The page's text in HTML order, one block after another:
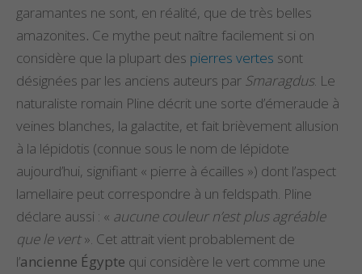
garamantes ne sont, en réalité, que de très belles
amazonites. Ce mythe peut naître facilement si on
considère que la plupart des pierres vertes sont
désignées par les anciens auteurs par Smaragdus. Le
naturaliste romain Pline décrit une sorte d’émeraude à
veines blanches, la galactite, et fait brièvement allusion
à la lépidotis (connue sous le nom de lépidote
aujourd’hui, signifiant « pierre à écailles ») dont l’aspect
lamellaire peut correspondre à un feldspath. Pline
déclare aussi : « aucune couleur n’est plus agréable
que le vert». Cet attrait vient probablement de
l’ancienne Égypte qui considère le vert comme une